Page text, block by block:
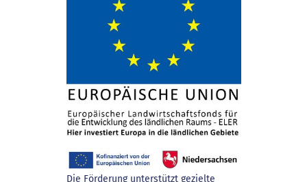
Die Förderung unterstützt gezielte